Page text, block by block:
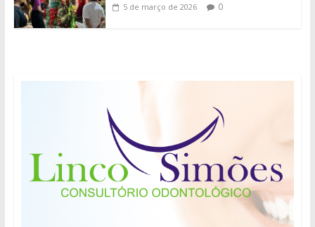
5 de março de 2026 0